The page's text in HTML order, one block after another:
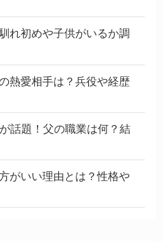
れ初めや子供がいるか調
熱愛相手は？兵役や経歴
話題！父の職業は何？結
がいい理由とは？性格や